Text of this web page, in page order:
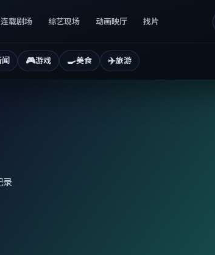
连载剧场 综艺现场 动画映厅 找片
🎮游戏 🍳美食 ✈️旅游
录